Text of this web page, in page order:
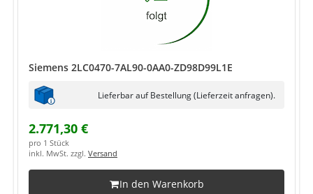
Siemens 2LC0470-7AL90-0AA0-ZD98D99L1E
Lieferbar auf Bestellung (Lieferzeit anfragen).
2.771,30 €
pro 1 Stück
inkl. MwSt. zzgl. Versand
In den Warenkorb